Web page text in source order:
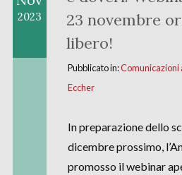
23 novembre
libero!
2023
Pubblicato in:Comunicazioni
Eccher
In preparazione dello
dicembre prossimo,
promosso il webinar